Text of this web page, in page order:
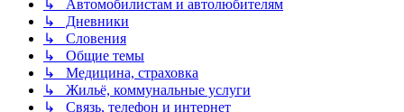
↳ Автомобилистам и автолюбителям
↳ Дневники
↳ Словения
↳ Общие темы
↳ Медицина, страховка
↳ Жильё, коммунальные услуги
↳ Связь, телефон и интернет